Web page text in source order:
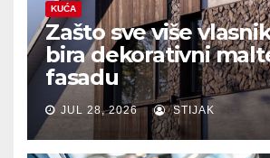
KUĆA
Zašto sve više
bira dekorativni
fasadu
JUL 28, 2026 STIJAK